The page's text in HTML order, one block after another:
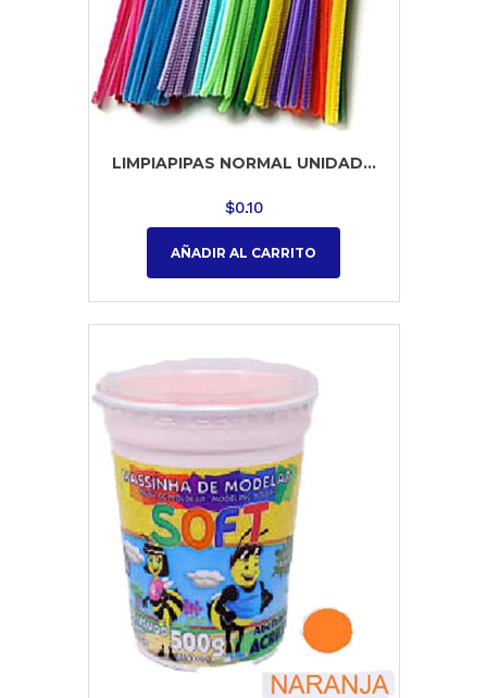
LIMPIAPIPAS NORMAL UNIDAD...
$0.10
AÑADIR AL CARRITO